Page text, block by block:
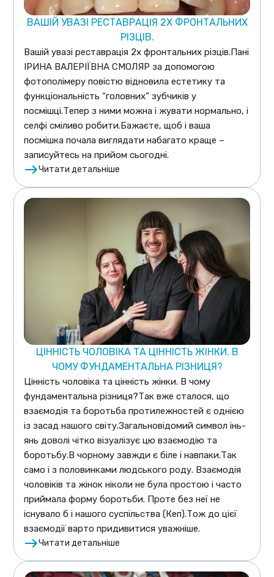
ВАШІЙ УВАЗІ РЕСТАВРАЦІЯ 2Х ФРОНТАЛЬНИХ
РІЗЦІВ.
Вашій увазі реставрація 2х фронтальних різців.Пані
ІРИНА ВАЛЕРІЇВНА СМОЛЯР за допомогою
фотополімеру повістю відновила естетику та
функціональність “головних” зубчиків у
посмішці.Тепер з ними можна і жувати нормально, і
селфі сміливо робити.Бажаєте, щоб і ваша
посмішка почала виглядати набагато краще –
записуйтесь на прийом сьогодні.
Читати детальніше
ЦІННІСТЬ ЧОЛОВІКА ТА ЦІННІСТЬ ЖІНКИ. В
ЧОМУ ФУНДАМЕНТАЛЬНА РІЗНИЦЯ?
Цінність чоловіка та цінність жінки. В чому
фундаментальна різниця?Так вже сталося, що
взаємодія та боротьба протилежностей є однією
із засад нашого світу.Загальновідомий символ інь-
янь доволі чітко візуалізує цю взаємодію та
боротьбу.В чорному завжди є біле і навпаки.Так
само і з половинками людського роду. Взаємодія
чоловіків та жінок ніколи не була простою і часто
приймала форму боротьби. Проте без неї не
існувало б і нашого суспільства (Кеп).Тож до цієї
взаємодії варто придивитися уважніше.
Читати детальніше